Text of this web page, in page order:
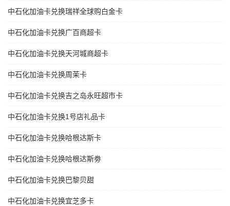
中石化加油卡兑换瑞祥全球购白金卡
中石化加油卡兑换广百商超卡
中石化加油卡兑换天河城商超卡
中石化加油卡兑换周茉卡
中石化加油卡兑换吉之岛永旺超市卡
中石化加油卡兑换1号店礼品卡
中石化加油卡兑换哈根达斯卡
中石化加油卡兑换哈根达斯劵
中石化加油卡兑换巴黎贝甜
中石化加油卡兑换宜芝多卡